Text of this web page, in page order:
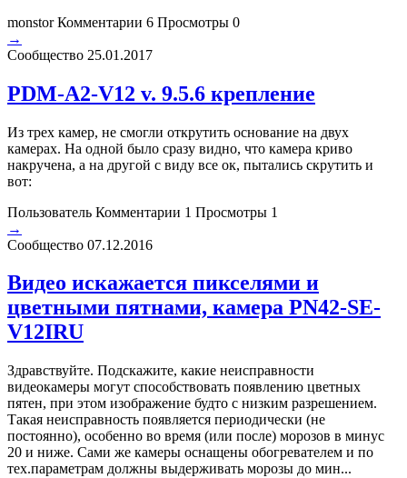
monstor Комментарии 6 Просмотры 0
→
Сообщество 25.01.2017
PDM-A2-V12 v. 9.5.6 крепление
Из трех камер, не смогли открутить основание на двух
камерах. На одной было сразу видно, что камера криво
накручена, а на другой с виду все ок, пытались скрутить и
вот:
Пользователь Комментарии 1 Просмотры 1
→
Сообщество 07.12.2016
Видео искажается пикселями и
цветными пятнами, камера PN42-SE-
V12IRU
Здравствуйте. Подскажите, какие неисправности
видеокамеры могут способствовать появлению цветных
пятен, при этом изображение будто с низким разрешением.
Такая неисправность появляется периодически (не
постоянно), особенно во время (или после) морозов в минус
20 и ниже. Сами же камеры оснащены обогревателем и по
тех.параметрам должны выдерживать морозы до мин...